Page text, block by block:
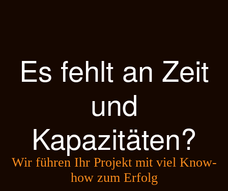
Es fehlt an Zeit
und
Kapazitäten?
Wir führen Ihr Projekt mit viel Know-
how zum Erfolg